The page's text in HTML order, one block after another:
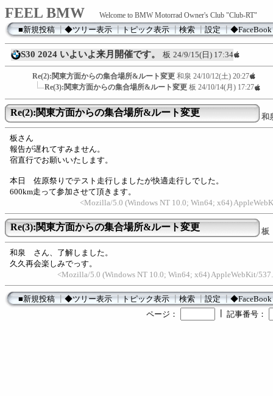
FEEL BMW Welcome to BMW Motorrad Owner's Club "Club-RT"
■新規投稿┃◆ツリー表示┃トピック表示┃検索┃設定┃◆FaceBook
S30 2024 いよいよ来月開催です。 板 24/9/15(日) 17:34
Re(2):関東方面からの集合場所&ルート変更 和泉 24/10/12(土) 20:27
Re(3):関東方面からの集合場所&ルート変更 板 24/10/14(月) 17:27
Re(2):関東方面からの集合場所&ルート変更 和
板さん
報告が遅れてすみません。
宿直行でお願いいたします。
本日 佐原祭りでテスト走行しましたが快適走行しでした。
600km走って参加させて頂きます。
<Mozilla/5.0 (Windows NT 10.0; Win64; x64)
Re(3):関東方面からの集合場所&ルート変更 板
和泉 さん、了解しました。
久久再会楽しみでっす。
<Mozilla/5.0 (Windows NT 10.0; Win64; x64) AppleWebKit/
■新規投稿┃◆ツリー表示┃トピック表示┃検索┃設定┃◆FaceBook
ページ：
記事番号：